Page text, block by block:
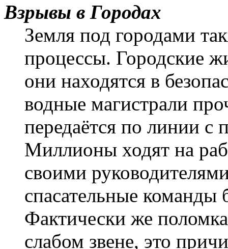
Взрывы в Городах
Земля под городами
процессы. Городские
они находятся в
водные магистрали
передаётся по линии с
Миллионы ходят на
своими
спасательные команды
Фактически же
слабом звене, это